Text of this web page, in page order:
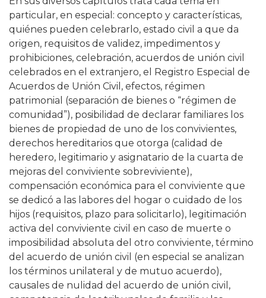
particular, en especial: concepto y características,
quiénes pueden celebrarlo, estado civil a que da
origen, requisitos de validez, impedimentos y
prohibiciones, celebración, acuerdos de unión civil
celebrados en el extranjero, el Registro Especial de
Acuerdos de Unión Civil, efectos, régimen
patrimonial (separación de bienes o “régimen de
comunidad”), posibilidad de declarar familiares los
bienes de propiedad de uno de los convivientes,
derechos hereditarios que otorga (calidad de
heredero, legitimario y asignatario de la cuarta de
mejoras del conviviente sobreviviente),
compensación económica para el conviviente que
se dedicó a las labores del hogar o cuidado de los
hijos (requisitos, plazo para solicitarlo), legitimación
activa del conviviente civil en caso de muerte o
imposibilidad absoluta del otro conviviente, término
del acuerdo de unión civil (en especial se analizan
los términos unilateral y de mutuo acuerdo),
causales de nulidad del acuerdo de unión civil,